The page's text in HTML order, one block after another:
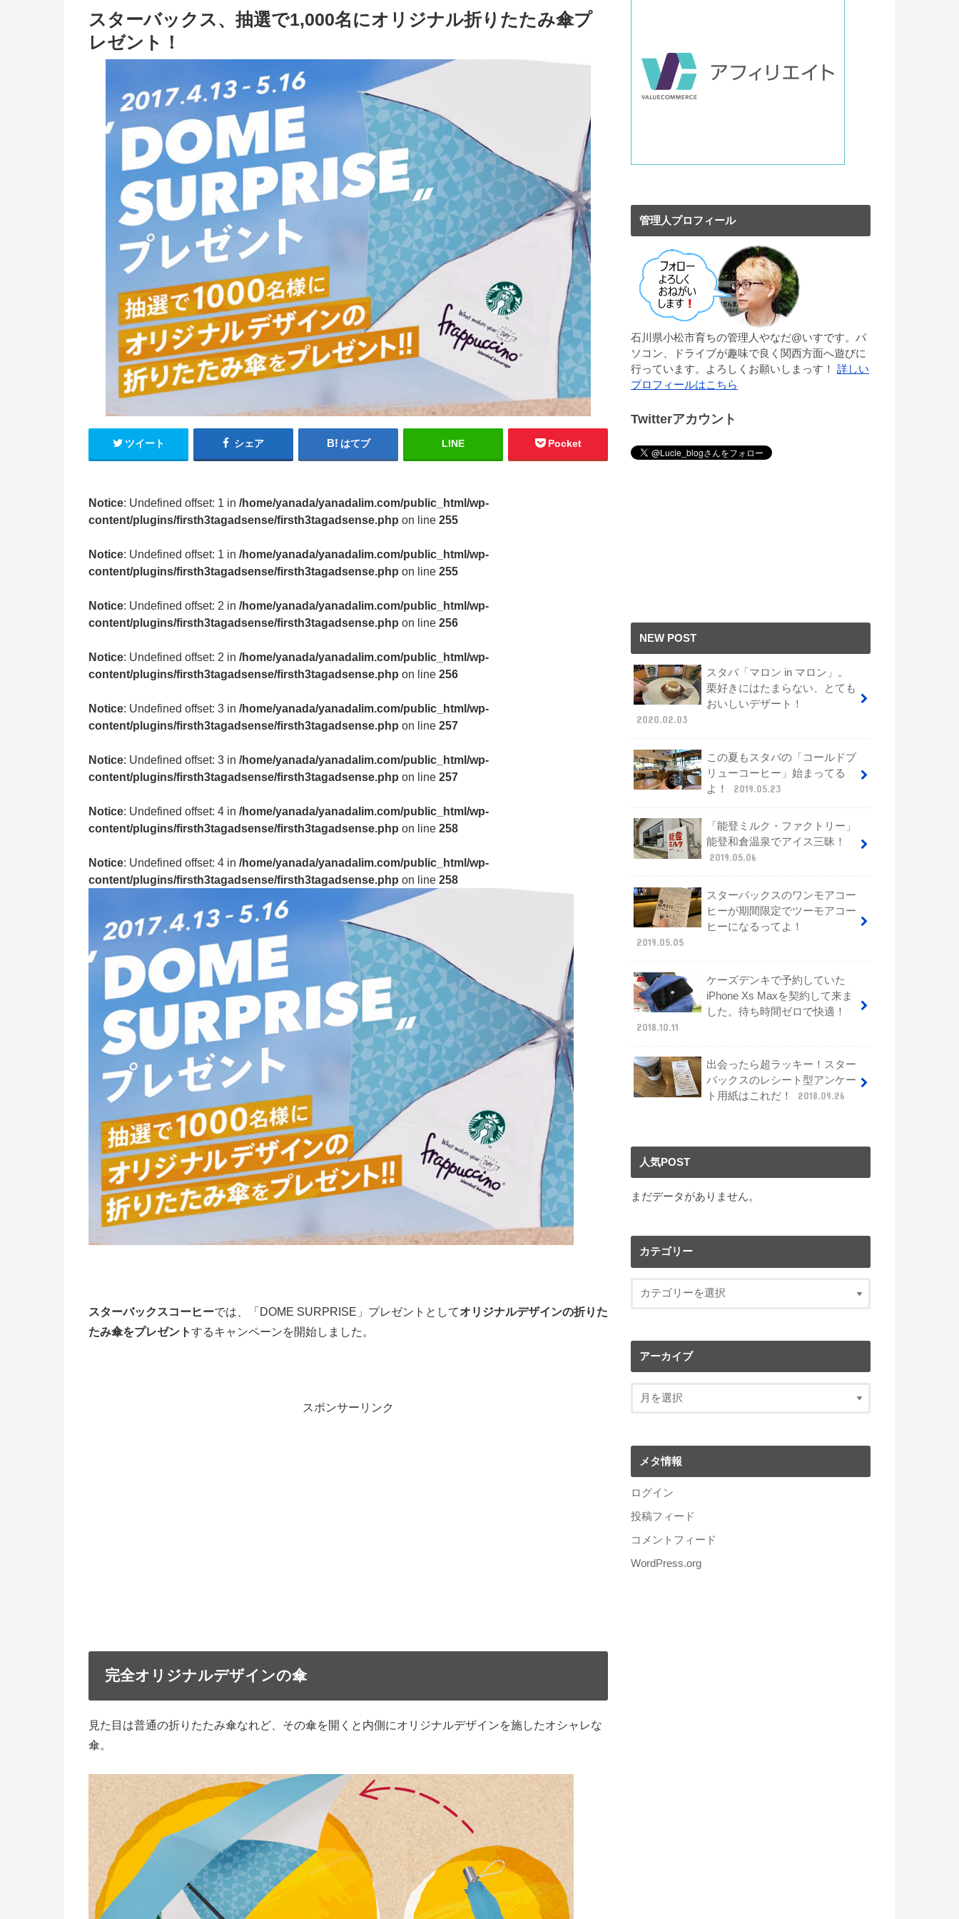
スターバックス、抽選で1,000名にオリジナル折りたたみ傘プ
レゼント！
ツイート シェア はてブ LINE Pocket
Notice: Undefined offset: 1 in /home/yanada/yanadalim.com/public_html/wp-
content/plugins/firsth3tagadsense/firsth3tagadsense.php on line 255
Notice: Undefined offset: 1 in /home/yanada/yanadalim.com/public_html/wp-
content/plugins/firsth3tagadsense/firsth3tagadsense.php on line 255
Notice: Undefined offset: 2 in /home/yanada/yanadalim.com/public_html/wp-
content/plugins/firsth3tagadsense/firsth3tagadsense.php on line 256
Notice: Undefined offset: 2 in /home/yanada/yanadalim.com/public_html/wp-
content/plugins/firsth3tagadsense/firsth3tagadsense.php on line 256
Notice: Undefined offset: 3 in /home/yanada/yanadalim.com/public_html/wp-
content/plugins/firsth3tagadsense/firsth3tagadsense.php on line 257
Notice: Undefined offset: 3 in /home/yanada/yanadalim.com/public_html/wp-
content/plugins/firsth3tagadsense/firsth3tagadsense.php on line 257
Notice: Undefined offset: 4 in /home/yanada/yanadalim.com/public_html/wp-
content/plugins/firsth3tagadsense/firsth3tagadsense.php on line 258
Notice: Undefined offset: 4 in /home/yanada/yanadalim.com/public_html/wp-
content/plugins/firsth3tagadsense/firsth3tagadsense.php on line 258
スターバックスコーヒーでは、「DOME SURPRISE」プレゼントとしてオリジナルデザインの折りた
たみ傘をプレゼントするキャンペーンを開始しました。
スポンサーリンク
完全オリジナルデザインの傘
見た目は普通の折りたたみ傘なれど、その傘を開くと内側にオリジナルデザインを施したオシャレな
傘。
管理人プロフィール
石川県小松市育ちの管理人やなだ@いすです。パ
ソコン、ドライブが趣味で良く関西方面へ遊びに
行っています。よろしくお願いしまっす！ 詳しい
プロフィールはこちら
Twitterアカウント
NEW POST
スタバ「マロン in マロン」。
栗好きにはたまらない、とても
おいしいデザート！
2020.02.03
この夏もスタバの「コールドブ
リューコーヒー」始まってる
よ！
2019.05.23
「能登ミルク・ファクトリー」
能登和倉温泉でアイス三昧！
2019.05.06
スターバックスのワンモアコー
ヒーが期間限定でツーモアコー
ヒーになるってよ！
2019.05.05
ケーズデンキで予約していた
iPhone Xs Maxを契約して来ま
した。待ち時間ゼロで快適！
2018.10.11
出会ったら超ラッキー！スター
バックスのレシート型アンケー
ト用紙はこれだ！
2018.09.26
人気POST
まだデータがありません。
カテゴリー
アーカイブ
メタ情報
ログイン
投稿フィード
コメントフィード
WordPress.org